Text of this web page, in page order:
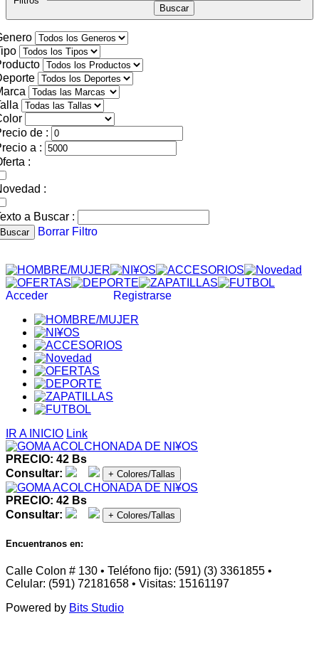
de :
a :
:
:
a Buscar :
Buscar Borrar Filtro
Acceder Registrarse
IR A INICIO Link
PRECIO: 42 Bs
Consultar:
+ Colores/Tallas
PRECIO: 42 Bs
Consultar:
+ Colores/Tallas
Encuentranos en:
Calle Colon # 130 • Teléfono fijo: (591) (3) 3361855 •
Celular: (591) 72181658 • Visitas: 15161197
Powered by Bits Studio